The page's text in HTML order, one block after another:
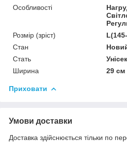
Особливості
Розмір (зріст)
Стан
Стать
Ширина
29 см
Приховати
Умови доставки
Доставка здійснюється тільки по